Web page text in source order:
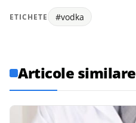
ETICHETE #vodka
Articole similare